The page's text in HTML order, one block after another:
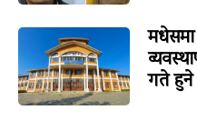
मधेसमा
गते हुने